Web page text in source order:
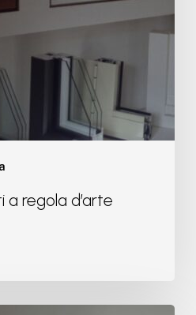
a regola d’arte